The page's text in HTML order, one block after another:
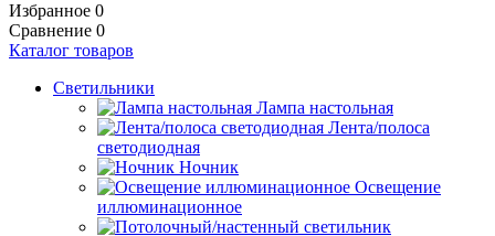
Избранное 0
Сравнение 0
Каталог товаров
Светильники
Лампа настольная
Лента/полоса
светодиодная
Ночник
Освещение
иллюминационное